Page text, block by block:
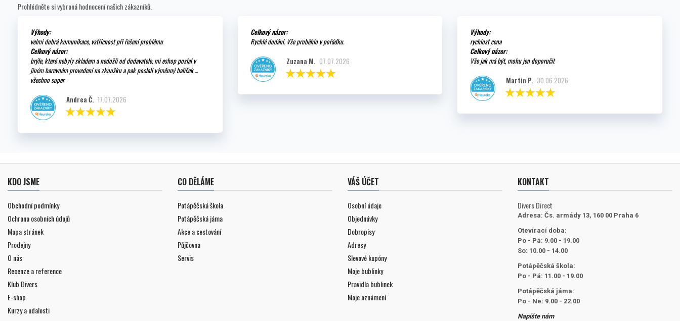
Prohlédněte si vybraná hodnocení našich zákazníků.
Výhody:
velmi dobrá komunikace, vstřícnost při řešení problému
Celkový názor:
brýle, které nebyly skladem a nedošli od dodavatele, mi eshop poslal v
jiném barevném provedení na zkoušku a pak poslali výměnný balíček ...
všechno super
Andrea Č. 17.07.2026
Celkový názor:
Rychlé dodání. Vše proběhlo v pořádku.
Zuzana M. 07.07.2026
Výhody:
rychlost cena
Celkový názor:
Vše jak má být, mohu jen doporučit
Martin P. 30.06.2026
KDO JSME
Obchodní podmínky
Ochrana osobních údajů
Mapa stránek
Prodejny
O nás
Recenze a reference
Klub Divers
E-shop
Kurzy a udalosti
CO DĚLÁME
Potápěčská škola
Potápěčská jáma
Akce a cestování
Půjčovna
Servis
VÁŠ ÚČET
Osobní údaje
Objednávky
Dobropisy
Adresy
Slevové kupóny
Moje bublinky
Pravidla bublinek
Moje oznámení
KONTAKT
Divers Direct
Adresa: Čs. armády 13, 160 00 Praha 6
Otevírací doba:
Po - Pá: 9.00 - 19.00
So: 10.00 - 14.00
Potápěčská škola:
Po - Pá: 11.00 - 19.00
Potápěčská jáma:
Po - Ne: 9.00 - 22.00
Napište nám